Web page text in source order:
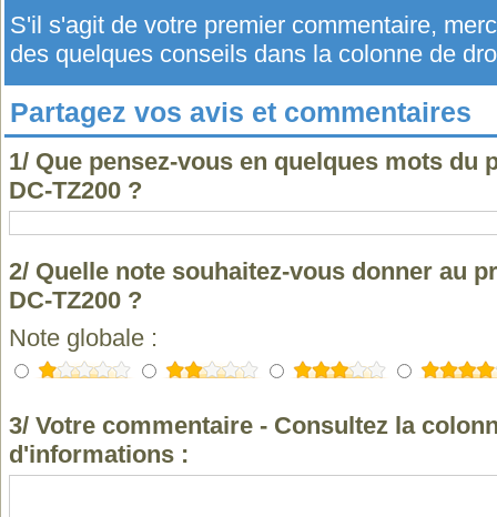
S'il s'agit de votre premier commentaire,
des quelques conseils dans la colonne de
Partagez vos avis et commentaires
1/ Que pensez-vous en quelques mots du
DC-TZ200 ?
2/ Quelle note souhaitez-vous donner au
DC-TZ200 ?
Note globale :
3/ Votre commentaire - Consultez la
d'informations :